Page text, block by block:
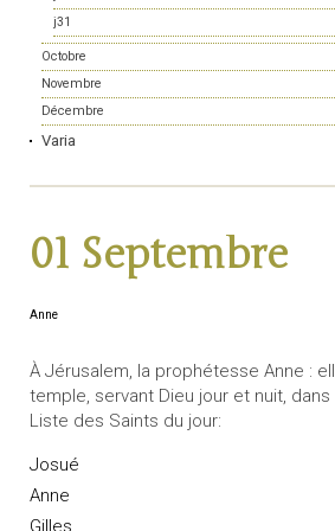
j31
Octobre
Novembre
Décembre
Varia
01 Septembre
Anne
À Jérusalem, la prophétesse Anne :
temple, servant Dieu jour et nuit,
Liste des Saints du jour:
Josué
Anne
Gilles